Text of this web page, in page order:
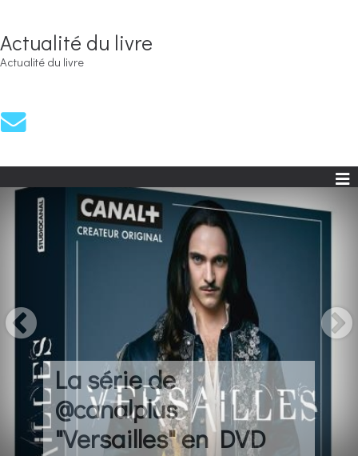
Actualité du livre
Actualité du livre
La série de
@canalplus
"Versailles" en DVD